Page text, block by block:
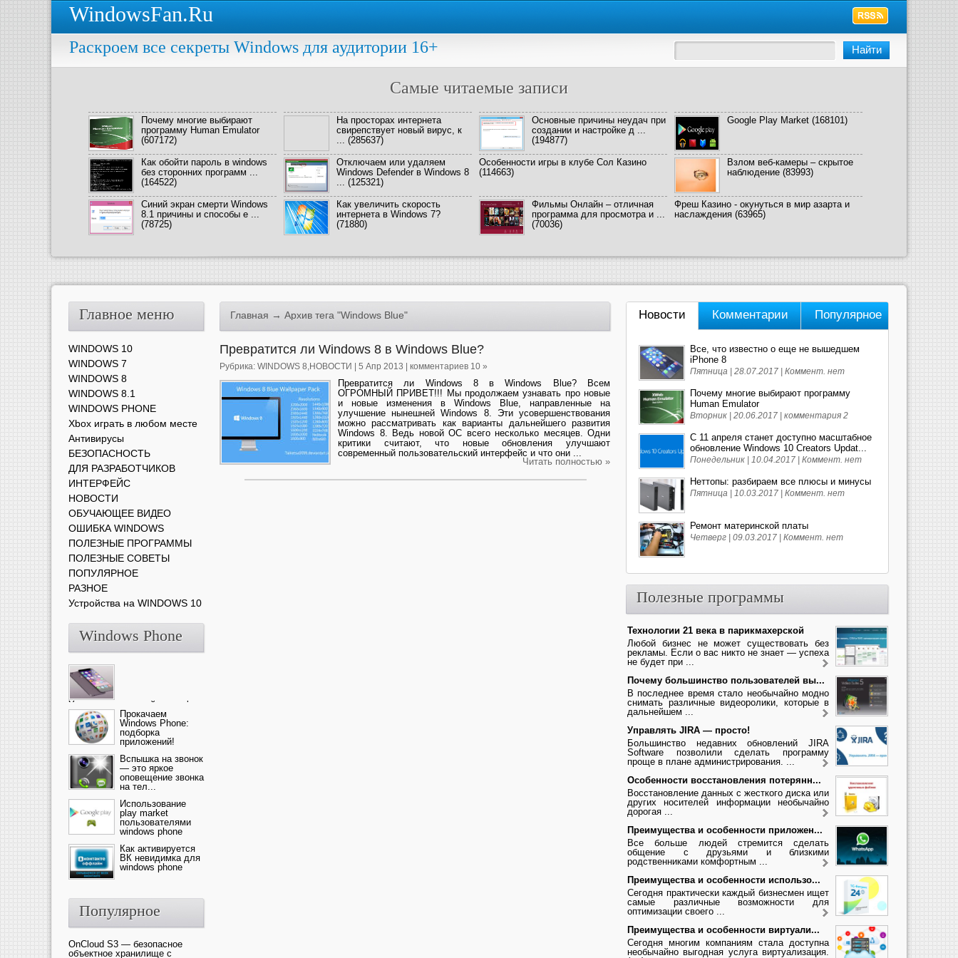
WindowsFan.Ru
Раскроем все секреты Windows для аудитории 16+
Самые читаемые записи
Почему многие выбирают
программу Human Emulator
(607172)
На просторах интернета
свирепствует новый вирус, к
... (285637)
Основные причины неудач при
создании и настройке д ...
(194877)
Google Play Market (168101)
Как обойти пароль в windows
без сторонних программ ...
(164522)
Отключаем или удаляем
Windows Defender в Windows 8
... (125321)
Особенности игры в клубе Сол Казино
(114663)
Взлом веб-камеры – скрытое
наблюдение (83993)
Синий экран смерти Windows
8.1 причины и способы е ...
(78725)
Как увеличить скорость
интернета в Windows 7?
(71880)
Фильмы Онлайн – отличная
программа для просмотра и ...
(70036)
Фреш Казино - окунуться в мир азарта и
наслаждения (63965)
Главная → Архив тега "Windows Blue"
Превратится ли Windows 8 в Windows Blue?
Рубрика: WINDOWS 8,НОВОСТИ | 5 Апр 2013 | комментариев 10 »
Превратится ли Windows 8 в Windows Blue? Всем
ОГРОМНЫЙ ПРИВЕТ!!! Мы продолжаем узнавать про новые
и новые изменения в Windows Blue, направленные на
улучшение нынешней Windows 8. Эти усовершенствования
можно рассматривать как варианты дальнейшего развития
Windows 8. Ведь новой ОС всего несколько месяцев. Одни
критики считают, что новые обновления улучшают
современный пользовательский интерфейс и что они ...
Читать полностью »
Главное меню
WINDOWS 10
WINDOWS 7
WINDOWS 8
WINDOWS 8.1
WINDOWS PHONE
Xbox играть в любом месте
Антивирусы
БЕЗОПАСНОСТЬ
ДЛЯ РАЗРАБОТЧИКОВ
ИНТЕРФЕЙС
НОВОСТИ
ОБУЧАЮЩЕЕ ВИДЕО
ОШИБКА WINDOWS
ПОЛЕЗНЫЕ ПРОГРАММЫ
ПОЛЕЗНЫЕ СОВЕТЫ
ПОПУЛЯРНОЕ
РАЗНОЕ
Устройства на WINDOWS 10
Windows Phone
Ультрасовременный смартфон
— это новика от компании Ap...
Прокачаем
Windows Phone:
подборка
приложений!
Вспышка на звонок
— это яркое
оповещение звонка
на тел...
Использование
play market
пользователями
windows phone
Как активируется
ВК невидимка для
windows phone
Популярное
OnCloud S3 — безопасное
объектное хранилище с
Новости Комментарии Популярное
Все, что известно о еще не вышедшем
iPhone 8
Пятница | 28.07.2017 | Коммент. нет
Почему многие выбирают программу
Human Emulator
Вторник | 20.06.2017 | комментария 2
С 11 апреля станет доступно масштабное
обновление Windows 10 Creators Updat...
Понедельник | 10.04.2017 | Коммент. нет
Неттопы: разбираем все плюсы и минусы
Пятница | 10.03.2017 | Коммент. нет
Ремонт материнской платы
Четверг | 09.03.2017 | Коммент. нет
Полезные программы
Технологии 21 века в парикмахерской
Любой бизнес не может существовать без
рекламы. Если о вас никто не знает — успеха
не будет при ...
Почему большинство пользователей вы...
В последнее время стало необычайно модно
снимать различные видеоролики, которые в
дальнейшем ...
Управлять JIRA — просто!
Большинство недавних обновлений JIRA
Software позволили сделать программу
проще в плане администрирования. ...
Особенности восстановления потерянн...
Восстановление данных с жесткого диска или
других носителей информации необычайно
дорогая ...
Преимущества и особенности приложен...
Все больше людей стремится сделать
общение с друзьями и близкими
родственниками комфортным ...
Преимущества и особенности использо...
Сегодня практически каждый бизнесмен ищет
самые различные возможности для
оптимизации своего ...
Преимущества и особенности виртуали...
Сегодня многим компаниям стала доступна
необычайно выгодная услуга виртуализация.